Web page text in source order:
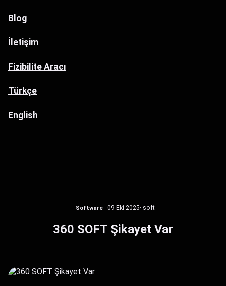
Blog
İletişim
Fizibilite Aracı
Türkçe
English
Software 09 Eki 2025· soft
360 SOFT Şikayet Var